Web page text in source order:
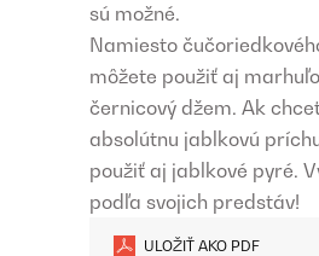
sú možné.
Namiesto
môžete použiť aj
černicový džem. Ak
absolútnu jablkovú
použiť aj jablkové pyré.
podľa svojich predstáv!
ULOŽIŤ AKO PDF